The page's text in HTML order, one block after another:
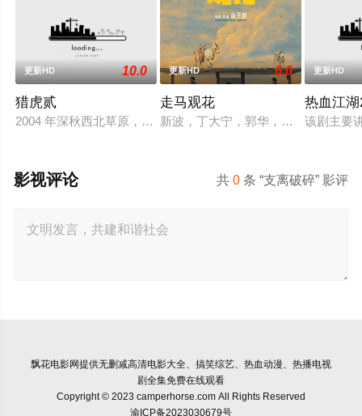
更新HD 10.0
猎虎贰
2004 年深秋西北草原，假交警截停铜矿押运车，炸药破箱、两
更新HD 6.0
走马观花
新波，丁大宁，郭华，程一木他们毕
更新HD
热血江湖
该剧主要
共0 条 “支离破碎” 影评
影视评论
飘花电影网提供无删减高清电影大全、搞笑综艺、热血动漫、热播电视
剧全集免费在线观看
Copyright © 2023 camperhorse.com All Rights Reserved
渝ICP备2023030679号